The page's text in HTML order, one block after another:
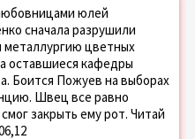
юлей
сначала разрушили
металлургию цветных
оставшиеся кафедры
Боится Пожуев на выборах
Швец все равно
закрыть ему рот. Читай